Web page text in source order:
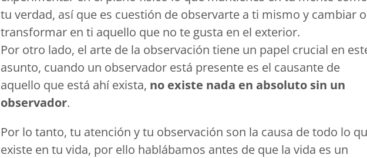
tu verdad, así que es cuestión de observarte a ti mismo y cambiar o
transformar en ti aquello que no te gusta en el exterior.
Por otro lado, el arte de la observación tiene un papel crucial en
asunto, cuando un observador está presente es el causante de
aquello que está ahí exista, no existe nada en absoluto sin un
observador.
Por lo tanto, tu atención y tu observación son la causa de todo lo
existe en tu vida, por ello hablábamos antes de que la vida es un